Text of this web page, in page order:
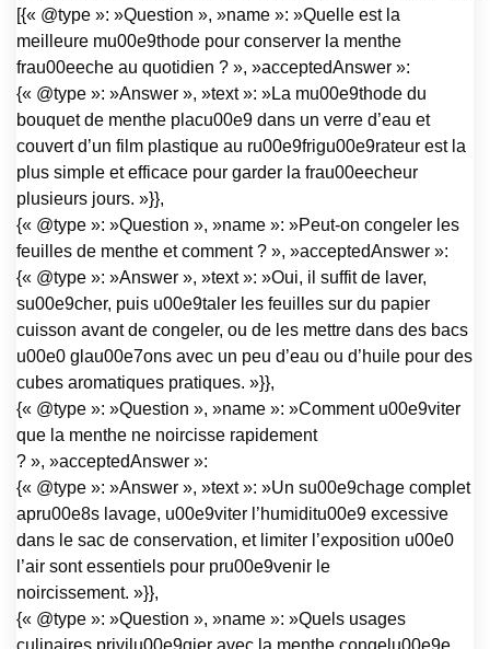
[{« @type »: »Question », »name »: »Quelle est la
meilleure mu00e9thode pour conserver la menthe
frau00eeche au quotidien ? », »acceptedAnswer »:
{« @type »: »Answer », »text »: »La mu00e9thode du
bouquet de menthe placu00e9 dans un verre d’eau et
couvert d’un film plastique au ru00e9frigu00e9rateur est la
plus simple et efficace pour garder la frau00eecheur
plusieurs jours. »}},
{« @type »: »Question », »name »: »Peut-on congeler les
feuilles de menthe et comment ? », »acceptedAnswer »:
{« @type »: »Answer », »text »: »Oui, il suffit de laver,
su00e9cher, puis u00e9taler les feuilles sur du papier
cuisson avant de congeler, ou de les mettre dans des bacs
u00e0 glau00e7ons avec un peu d’eau ou d’huile pour des
cubes aromatiques pratiques. »}},
{« @type »: »Question », »name »: »Comment u00e9viter
que la menthe ne noircisse rapidement
? », »acceptedAnswer »:
{« @type »: »Answer », »text »: »Un su00e9chage complet
apru00e8s lavage, u00e9viter l’humiditu00e9 excessive
dans le sac de conservation, et limiter l’exposition u00e0
l’air sont essentiels pour pru00e9venir le
noircissement. »}},
{« @type »: »Question », »name »: »Quels usages
culinaires privilu00e9gier avec la menthe congelu00e9e